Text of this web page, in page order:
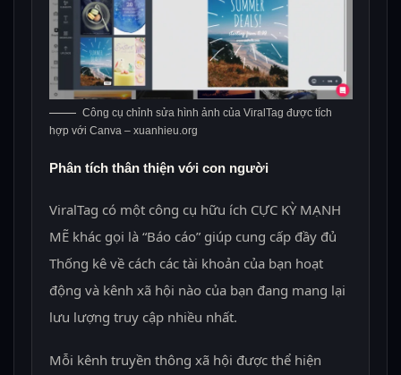
Công cụ chỉnh sửa hình ảnh của ViralTag được tích
hợp với Canva – xuanhieu.org
Phân tích thân thiện với con người
ViralTag có một công cụ hữu ích CỰC KỲ MẠNH
MẼ khác gọi là “Báo cáo” giúp cung cấp đầy đủ
Thống kê về cách các tài khoản của bạn hoạt
động và kênh xã hội nào của bạn đang mang lại
lưu lượng truy cập nhiều nhất.
Mỗi kênh truyền thông xã hội được thể hiện